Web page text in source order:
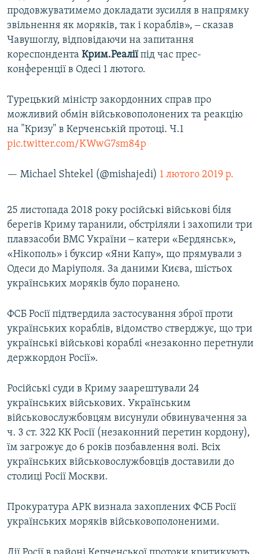
продовжуватимемо докладати зусилля в напрямку
звільнення як моряків, так і кораблів», ‒ сказав
Чавушоглу, відповідаючи на запитання
кореспондента Крим.Реаліїпід час прес-
конференції в Одесі 1 лютого.
Турецький міністр закордонних справ про
можливий обмін військовополонених та реакцію
на "Кризу" в Керченській протоці. Ч.1
pic.twitter.com/KWwG7sm84p
— Michael Shtekel (@mishajedi) 1 лютого 2019 р.
25 листопада 2018 року російські військові біля
берегів Криму таранили, обстріляли і захопили три
плавзасоби ВМС України ‒ катери «Бердянськ»,
«Нікополь» і буксир «Яни Капу», що прямували з
Одеси до Маріуполя. За даними Києва, шістьох
українських моряків було поранено.
ФСБ Росії підтвердила застосування зброї проти
українських кораблів, відомство стверджує, що три
українські військові кораблі «незаконно перетнули
держкордон Росії».
Російські суди в Криму заарештували 24
українських військових. Українським
військовослужбовцям висунули обвинувачення за
ч. 3 ст. 322 КК Росії (незаконний перетин кордону),
їм загрожує до 6 років позбавлення волі. Всіх
українських військовослужбовців доставили до
столиці Росії Москви.
Прокуратура АРК визнала захоплених ФСБ Росії
українських моряків військовополоненими.